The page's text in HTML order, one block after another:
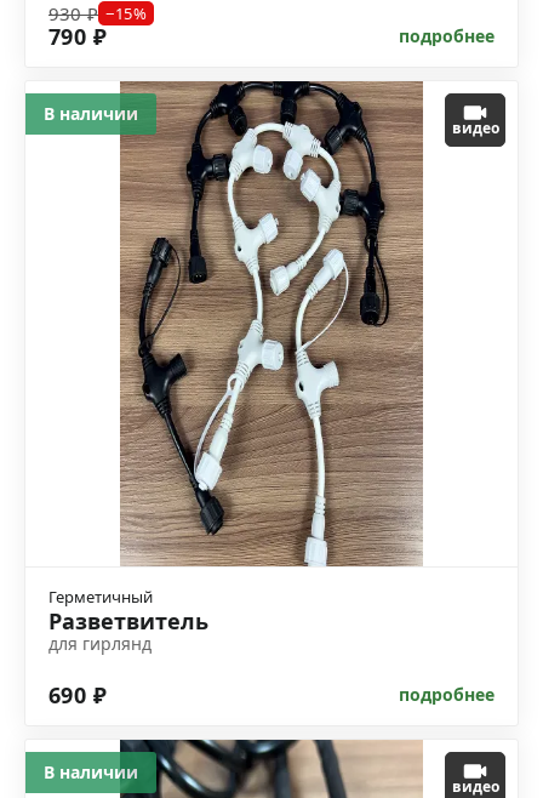
930 ₽ −15%
790 ₽ подробнее
видео
Герметичный
Разветвитель
для гирлянд
690 ₽ подробнее
В наличии
видео
В наличии